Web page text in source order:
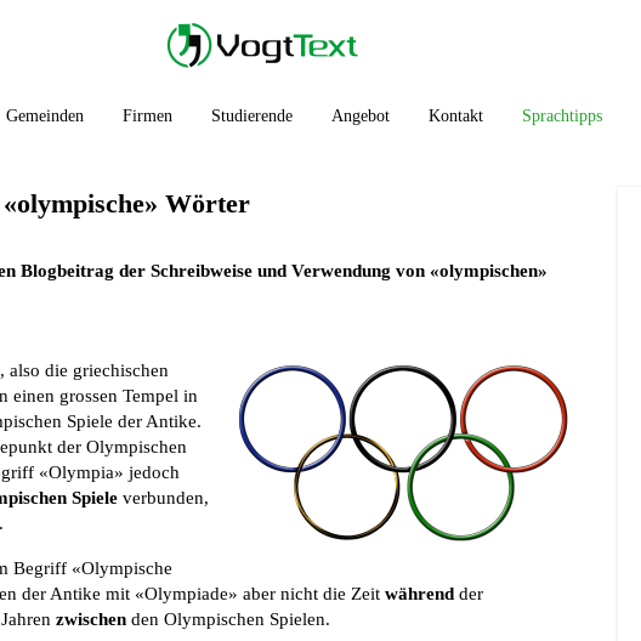
Gemeinden Firmen Studierende Angebot Kontakt Sprachtipps
Wörter
Blogbeitrag der Schreibweise und Verwendung von «olympischen»
, also die griechischen
einen grossen Tempel in
Spiele der Antike.
der Olympischen
«Olympia» jedoch
Spiele verbunden,
Begriff «Olympische
der Antike mit «Olympiade» aber nicht die Zeit während der
zwischen den Olympischen Spielen.